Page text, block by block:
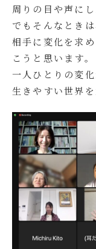
周りの目や声に
でもそんなとき
相手に変化を求
こうと思います。
一人ひとりの変
生きやすい世界